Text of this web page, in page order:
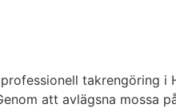
takrengöring
att avlägsna mossa